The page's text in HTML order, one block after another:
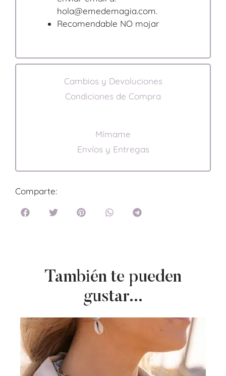
hola@emedemagia.com.
Recomendable NO mojar
Cambios y Devoluciones
Condiciones de Compra
Mímame
Envíos y Entregas
Comparte:
También te pueden
gustar...